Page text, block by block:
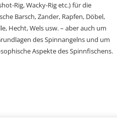
Rig, Wacky-Rig etc.) für die
Barsch, Zander, Rapfen, Döbel,
Hecht, Wels usw. – aber auch um
des Spinnangelns und um
Aspekte des Spinnfischens.